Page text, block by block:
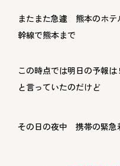
またまた急遽 熊本のホテ
幹線で熊本まで
この時点では明日の予報
と言っていたのだけど
その日の夜中 携帯の緊急